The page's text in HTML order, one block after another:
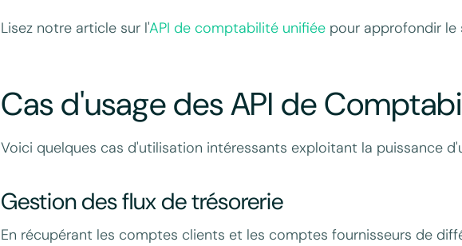
Lisez notre article sur l'API de comptabilité unifiée pour approfondir le
Cas d'usage des API de
Voici quelques cas d'utilisation intéressants exploitant la puissance
Gestion des flux de trésorerie
En récupérant les comptes clients et les comptes fournisseurs de